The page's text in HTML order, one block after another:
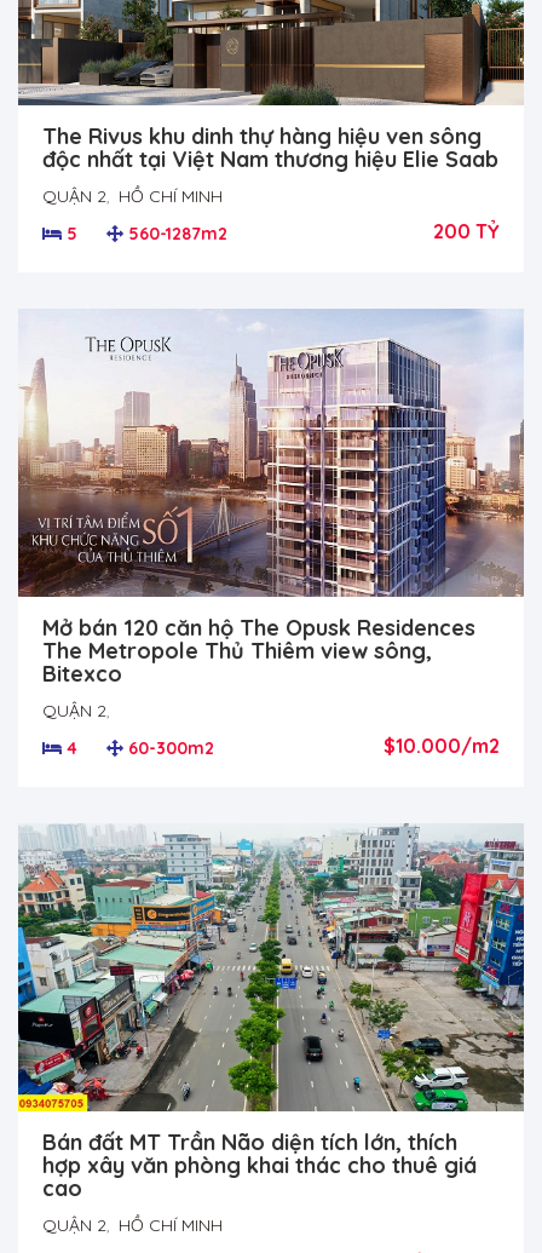
The Rivus khu dinh thự hàng hiệu ven sông
độc nhất tại Việt Nam thương hiệu Elie Saab
QUẬN 2, HỒ CHÍ MINH
5
560-1287m2 200 TỶ
Mở bán 120 căn hộ The Opusk Residences
The Metropole Thủ Thiêm view sông,
Bitexco
QUẬN 2,
4
60-300m2 $10.000/m2
Bán đất MT Trần Não diện tích lớn, thích
hợp xây văn phòng khai thác cho thuê giá
cao
QUẬN 2, HỒ CHÍ MINH